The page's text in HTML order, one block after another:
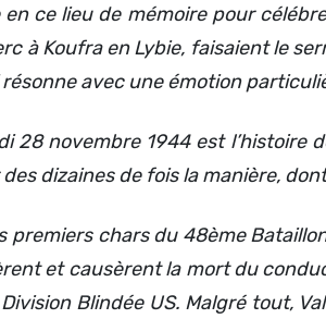
ce lieu de mémoire pour
à Koufra en Lybie, faisaient le
avec une émotion
28 novembre 1944 est
dizaines de fois la manière,
chars du 48ème
et causèrent la mort du
Blindée US. Malgré tout,